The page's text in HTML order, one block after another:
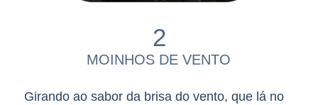
2
MOINHOS DE VENTO
Girando ao sabor da brisa do vento, que lá no